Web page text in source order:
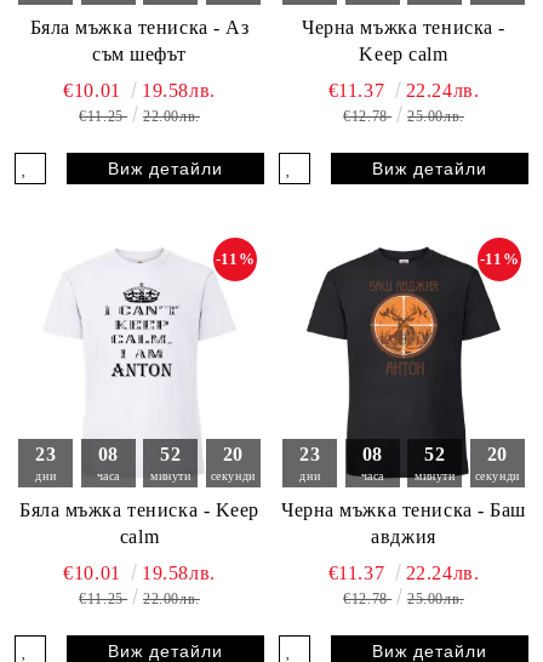
Бяла мъжка тениска - Аз
съм шефът
€10.01 19.58лв.
€11.25 22.00лв.
Виж детайли
Черна мъжка тениска -
Keep calm
€11.37 22.24лв.
€12.78 25.00лв.
Виж детайли
23
дни
08
часа
52
минути
18
секунди
Бяла мъжка тениска - Keep
calm
-11%
€10.01 19.58лв.
€11.25 22.00лв.
Виж детайли
23
дни
08
часа
52
минути
18
секунди
Черна мъжка тениска - Баш
авджия
-11%
€11.37 22.24лв.
€12.78 25.00лв.
Виж детайли